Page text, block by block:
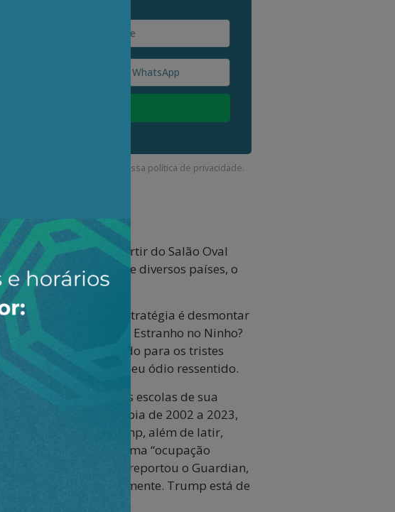
e-mails e concorda com a nossa política de privacidade.
que se levantou a partir do Salão Oval
antidemocrática de diversos países, o
dos fanáticos. Sua estratégia é desmontar
Jack Nicholson em O Estranho no Ninho?
vem sendo preparado para os tristes
para cima, com seu ódio ressentido.
nas melhores escolas de sua
que presidiu Columbia de 2002 a 2023,
Agora, Trump, além de latir,
e promoveu a uma “ocupação
Bollinger, segundo reportou o Guardian,
de Columbia, infelizmente. Trump está de